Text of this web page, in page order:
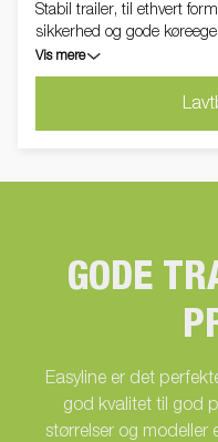
Stabil trailer, til ethvert
sikkerhed og gode
netsider / ekstrasider og
tipfunktion kan du nemt
og med en presenning
Vis mere
GODE
Easyline er det
god kvalitet til god
størrelser og modeller